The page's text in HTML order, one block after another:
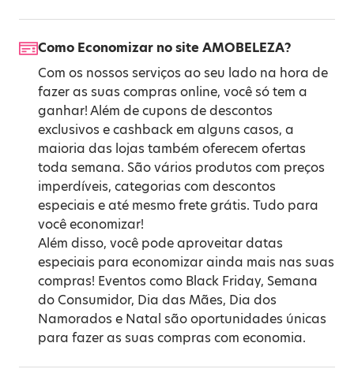
Como Economizar no site AMOBELEZA?
Com os nossos serviços ao seu lado na hora de
fazer as suas compras online, você só tem a
ganhar! Além de cupons de descontos
exclusivos e cashback em alguns casos, a
maioria das lojas também oferecem ofertas
toda semana. São vários produtos com preços
imperdíveis, categorias com descontos
especiais e até mesmo frete grátis. Tudo para
você economizar!
Além disso, você pode aproveitar datas
especiais para economizar ainda mais nas suas
compras! Eventos como Black Friday, Semana
do Consumidor, Dia das Mães, Dia dos
Namorados e Natal são oportunidades únicas
para fazer as suas compras com economia.